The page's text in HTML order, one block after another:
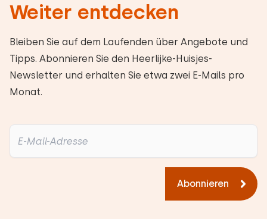
Weiter entdecken
Bleiben Sie auf dem Laufenden über Angebote und
Tipps. Abonnieren Sie den Heerlijke-Huisjes-
Newsletter und erhalten Sie etwa zwei E-Mails pro
Monat.
Abonnieren